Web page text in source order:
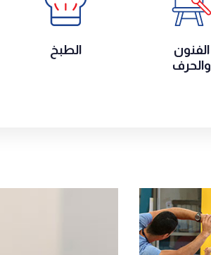
الفنون
والحرف
الطبخ